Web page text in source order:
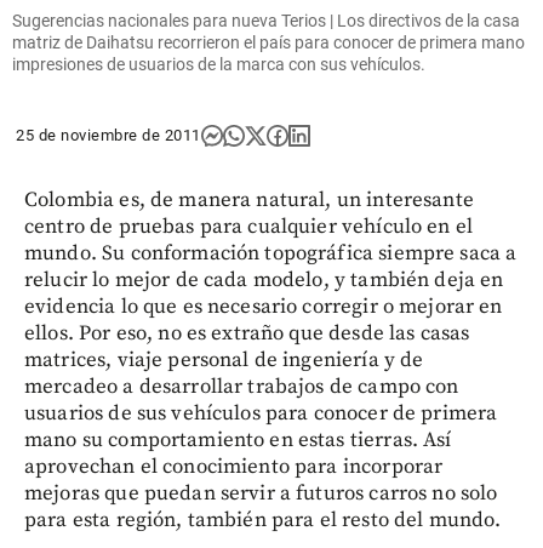
Sugerencias nacionales para nueva Terios | Los directivos de la casa
matriz de Daihatsu recorrieron el país para conocer de primera mano
impresiones de usuarios de la marca con sus vehículos.
25 de noviembre de 2011
Colombia es, de manera natural, un interesante
centro de pruebas para cualquier vehículo en el
mundo. Su conformación topográfica siempre saca a
relucir lo mejor de cada modelo, y también deja en
evidencia lo que es necesario corregir o mejorar en
ellos. Por eso, no es extraño que desde las casas
matrices, viaje personal de ingeniería y de
mercadeo a desarrollar trabajos de campo con
usuarios de sus vehículos para conocer de primera
mano su comportamiento en estas tierras. Así
aprovechan el conocimiento para incorporar
mejoras que puedan servir a futuros carros no solo
para esta región, también para el resto del mundo.